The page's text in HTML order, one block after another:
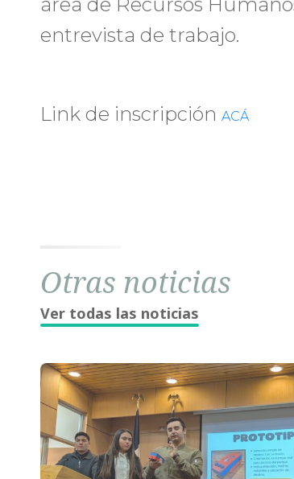
entrevista de trabajo.
Link de inscripción ACÁ
Otras noticias
Ver todas las noticias